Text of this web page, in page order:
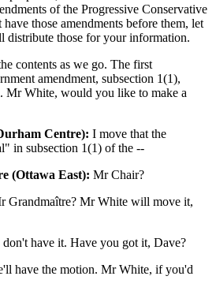
of the Progressive Conservative
those amendments before them, let
distribute those for your information.
contents as we go. The first
amendment, subsection 1(1),
Mr White, would you like to make a
Centre): I move that the
in subsection 1(1) of the --
(Ottawa East): Mr Chair?
Grandmaître? Mr White will move it,
have it. Have you got it, Dave?
have the motion. Mr White, if you'd